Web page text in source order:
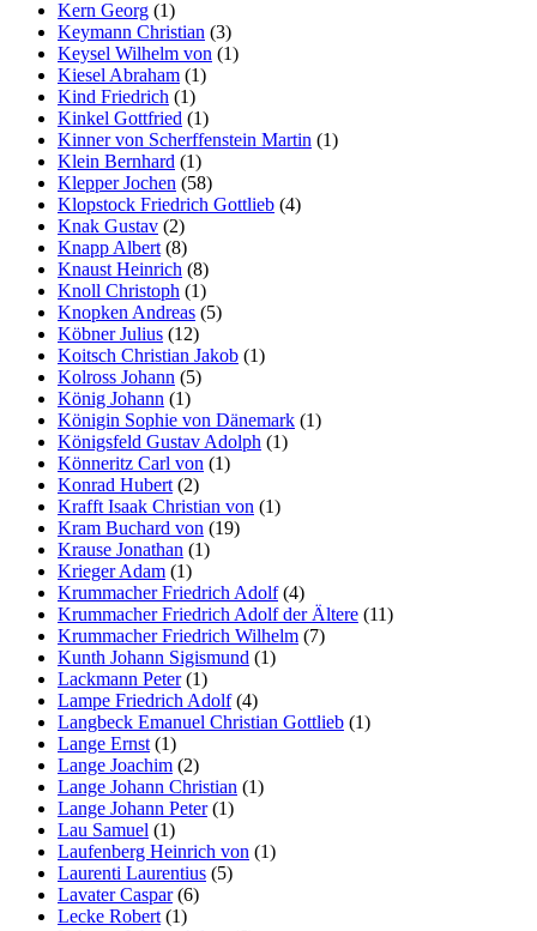
Kern Georg (1)
Keymann Christian (3)
Keysel Wilhelm von (1)
Kiesel Abraham (1)
Kind Friedrich (1)
Kinkel Gottfried (1)
Kinner von Scherffenstein Martin (1)
Klein Bernhard (1)
Klepper Jochen (58)
Klopstock Friedrich Gottlieb (4)
Knak Gustav (2)
Knapp Albert (8)
Knaust Heinrich (8)
Knoll Christoph (1)
Knopken Andreas (5)
Köbner Julius (12)
Koitsch Christian Jakob (1)
Kolross Johann (5)
König Johann (1)
Königin Sophie von Dänemark (1)
Königsfeld Gustav Adolph (1)
Könneritz Carl von (1)
Konrad Hubert (2)
Krafft Isaak Christian von (1)
Kram Buchard von (19)
Krause Jonathan (1)
Krieger Adam (1)
Krummacher Friedrich Adolf(4)
Krummacher Friedrich Adolf der Ältere (11)
Krummacher Friedrich Wilhelm (7)
Kunth Johann Sigismund (1)
Lackmann Peter(1)
Lampe Friedrich Adolf(4)
Langbeck Emanuel Christian Gottlieb (1)
Lange Ernst (1)
Lange Joachim (2)
Lange Johann Christian (1)
Lange Johann Peter(1)
Lau Samuel (1)
Laufenberg Heinrich von (1)
Laurenti Laurentius (5)
Lavater Caspar(6)
Lecke Robert (1)